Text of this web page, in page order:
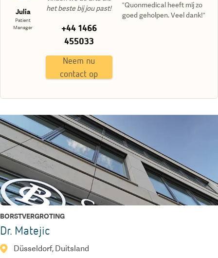
Julia
Patient
Manager
het beste bij jou past!
+44 1466
455033
Neem nu
contact op
“Quonmedical heeft mij zo
goed geholpen. Veel dank!“
BORSTVERGROTING
Dr. Matejic
Düsseldorf, Duitsland